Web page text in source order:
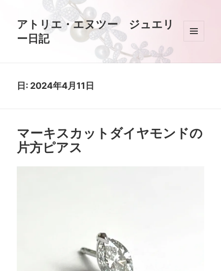
アトリエ・エヌツー ジュエリ
ー日記
ィジェ
日: 2024年4月11日
マーキスカットダイヤモンドの
片方ピアス